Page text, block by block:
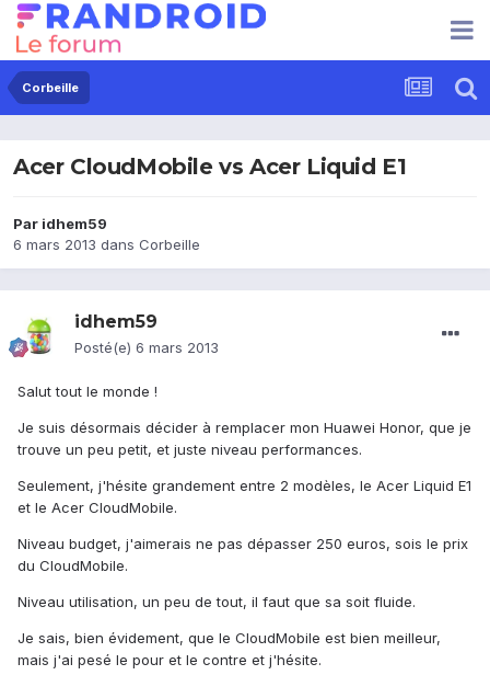
Corbeille
Acer CloudMobile vs Acer Liquid E1
Par idhem59
6 mars 2013 dans Corbeille
idhem59
Posté(e) 6 mars 2013
Salut tout le monde !
Je suis désormais décider à remplacer mon Huawei Honor, que je
trouve un peu petit, et juste niveau performances.
Seulement, j'hésite grandement entre 2 modèles, le Acer Liquid E1
et le Acer CloudMobile.
Niveau budget, j'aimerais ne pas dépasser 250 euros, sois le prix
du CloudMobile.
Niveau utilisation, un peu de tout, il faut que sa soit fluide.
Je sais, bien évidement, que le CloudMobile est bien meilleur,
mais j'ai pesé le pour et le contre et j'hésite.